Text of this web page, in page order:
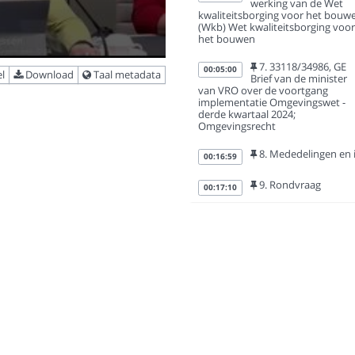
Download Taal metadata
werking van de Wet
kwaliteitsborging voor het
(Wkb) Wet kwaliteitsborging voor
het bouwen
00:05:00
7. 33118/34986, GE
Brief van de minister
van VRO over de voortgang
implementatie Omgevingswet -
derde kwartaal 2024;
Omgevingsrecht
00:16:59 8. Mededelingen
00:17:10 9. Rondvraag